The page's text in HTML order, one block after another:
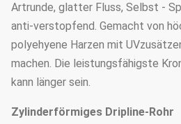
Artrunde, glatter Fluss, Selbst -
anti-verstopfend. Gemacht von
polyehyene Harzen mit
machen. Die leistungsfähigste
kann länger sein.
Zylinderförmiges Dripline-Rohr